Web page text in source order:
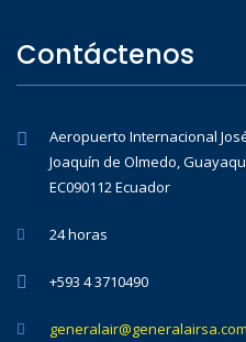
Contáctenos
Aeropuerto Internacional
Joaquín de Olmedo,
EC090112 Ecuador
24 horas
+593 4 3710490
generalair@generalairsa.com